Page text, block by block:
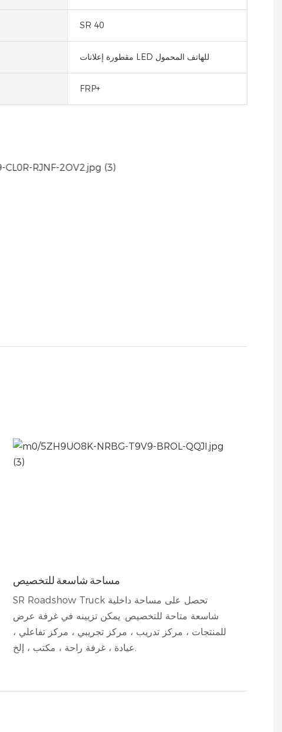
SR 40
مقطورة إعلانات LED للهاتف المحمول
FRP+
مساحة شاسعة للتخصيص
SR Roadshow Truck تحصل على مساحة داخلية
شاسعة متاحة للتخصيص. يمكن تزيينه في غرفة عرض
للمنتجات ، مركز تدريب ، مركز تجريبي ، مركز تفاعلي ،
عيادة ، غرفة راحة ، مكتب ، إلخ.